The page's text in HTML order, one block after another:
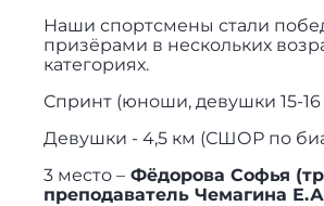
Наши спортсмены стали
призёрами в нескольких
категориях.
Спринт (юноши, девушки 15-16
Девушки - 4,5 км (СШОР по
3 место – Фёдорова Софья
преподаватель Чемагина